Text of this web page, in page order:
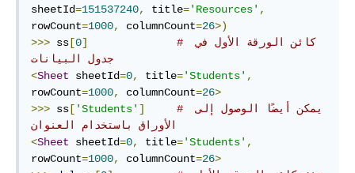
sheetId=151537240, title='Resources' ,
rowCount=1000, columnCount=26>)
>>> ss [0]
# كائن الورقة الأول في
<Sheet sheetId=0, title='Students' ,
rowCount=1000, columnCount=26>
>>> ss [ 'Students' ]
# يمكن أيضًا الوصول إلى
الأوراق باستخدام العنوان
<Sheet sheetId=0, title='Students' ,
rowCount=1000, columnCount=26>